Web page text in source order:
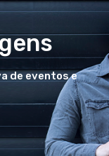
de eventos e